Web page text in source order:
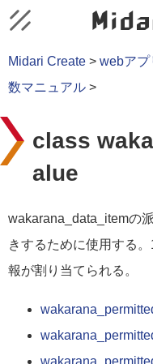
Midari Create > webアプ
数マニュアル >
class
alue
wakarana_data_itemの
きするために使用する
報が割り当てられる。